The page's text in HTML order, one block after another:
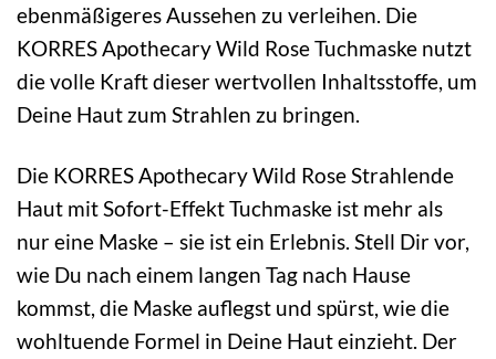
ebenmäßigeres Aussehen zu verleihen. Die
KORRES Apothecary Wild Rose Tuchmaske nutzt
die volle Kraft dieser wertvollen Inhaltsstoffe, um
Deine Haut zum Strahlen zu bringen.
Die KORRES Apothecary Wild Rose Strahlende
Haut mit Sofort-Effekt Tuchmaske ist mehr als
nur eine Maske – sie ist ein Erlebnis. Stell Dir vor,
wie Du nach einem langen Tag nach Hause
kommst, die Maske auflegst und spürst, wie die
wohltuende Formel in Deine Haut einzieht. Der